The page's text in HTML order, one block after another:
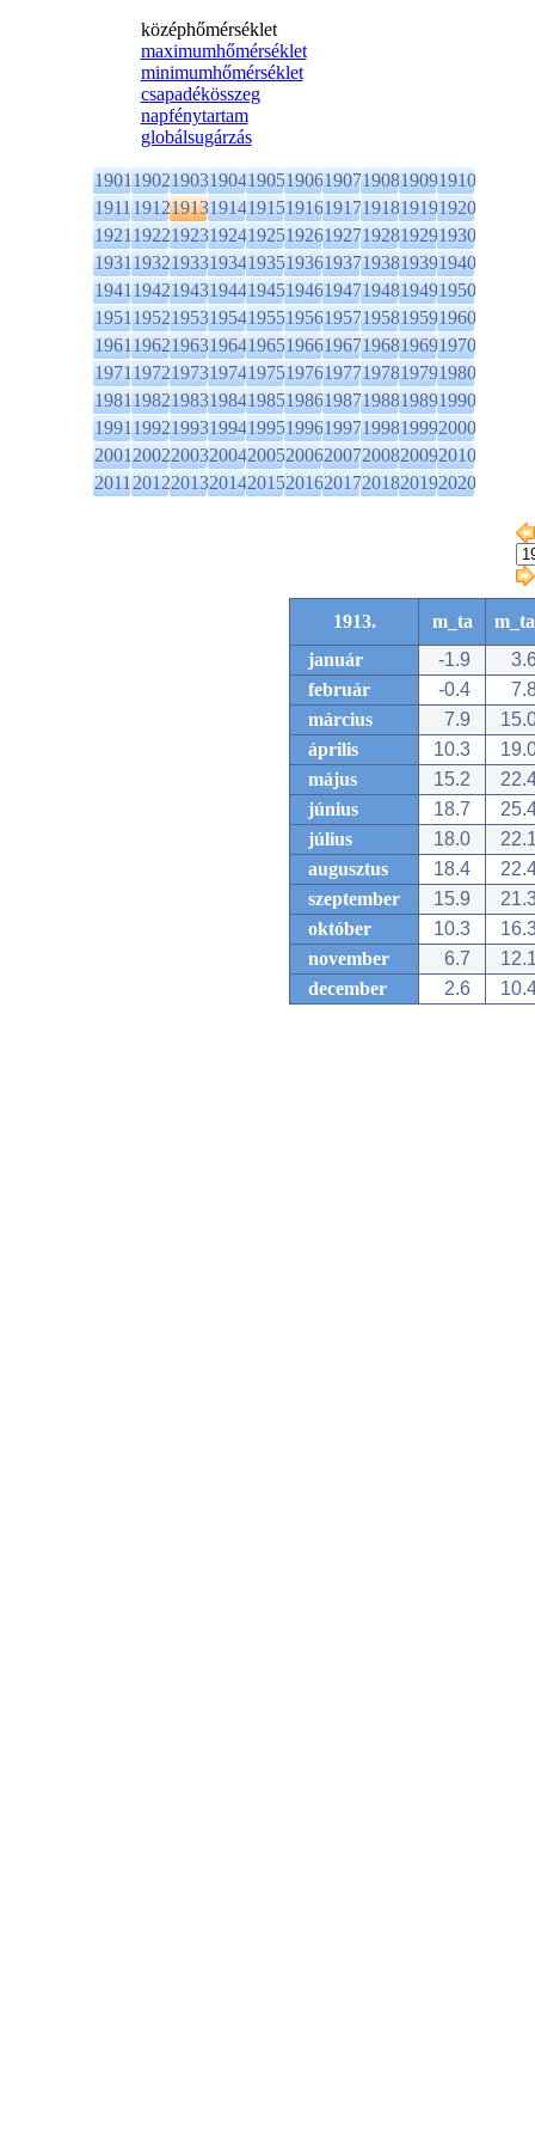
középhőmérséklet
maximumhőmérséklet
minimumhőmérséklet
csapadékösszeg
napfénytartam
globálsugárzás
1901190219031904190519061907190819091910
1911191219131914191519161917191819191920
1921192219231924192519261927192819291930
1931193219331934193519361937193819391940
1941194219431944194519461947194819491950
1951195219531954195519561957195819591960
1961196219631964196519661967196819691970
1971197219731974197519761977197819791980
1981198219831984198519861987198819891990
1991199219931994199519961997199819992000
2001200220032004200520062007200820092010
2011201220132014201520162017201820192020
1913. m_ta
január
-1.9
február
-0.4
március
7.9
április
10.3
május
15.2
június
18.7
július
18.0
augusztus
18.4
szeptember
15.9
október
10.3
november
6.7
december
2.6